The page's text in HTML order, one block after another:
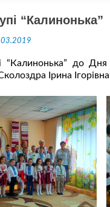
“Калинонька”
“Калинонька” до Дня
Ірина